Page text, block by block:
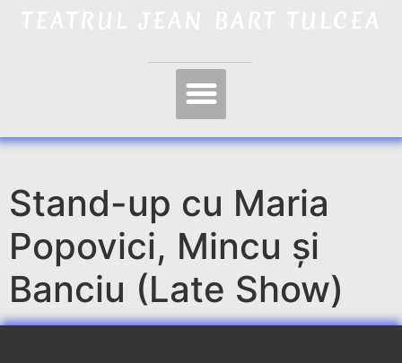
Stand-up cu Maria
Popovici, Mincu și
Banciu (Late Show)